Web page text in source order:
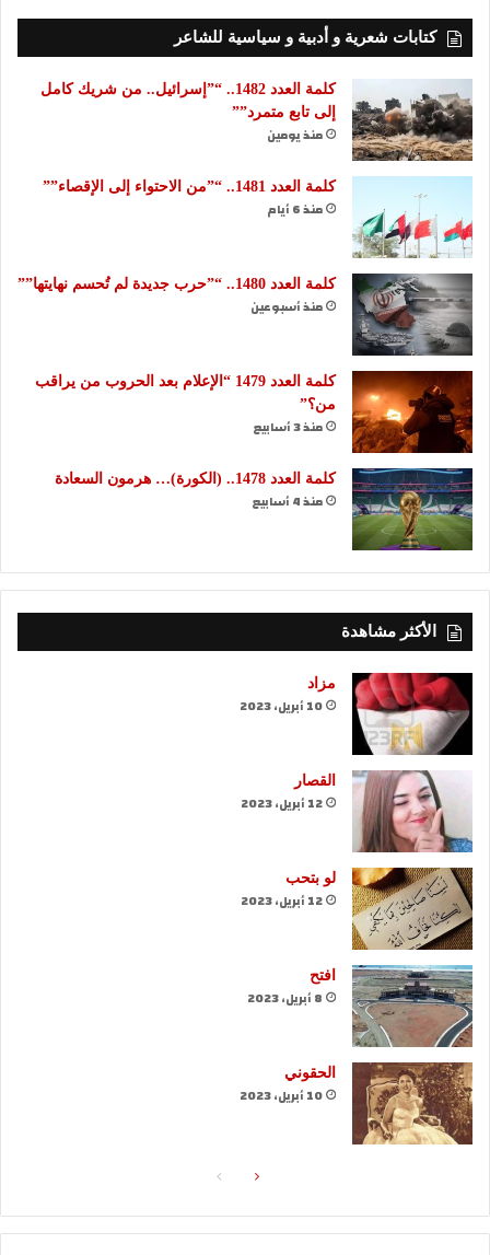
كتابات شعرية و أدبية و سياسية للشاعر
كلمة العدد 1482.. “”إسرائيل.. من شريك كامل
إلى تابع متمرد””
منذ يومين
كلمة العدد 1481.. “”من الاحتواء إلى الإقصاء””
منذ 6 أيام
كلمة العدد 1480.. “”حرب جديدة لم تُحسم نهايتها””
منذ أسبوعين
كلمة العدد 1479 “الإعلام بعد الحروب من يراقب
من؟”
منذ 3 أسابيع
كلمة العدد 1478.. (الكورة)… هرمون السعادة
منذ 4 أسابيع
الأكثر مشاهدة
مزاد
10 أبريل، 2023
القصار
12 أبريل، 2023
لو بتحب
12 أبريل، 2023
افتح
8 أبريل، 2023
الحقوني
10 أبريل، 2023
الصفحةالصفحة